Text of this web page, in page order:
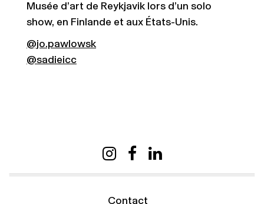
Musée d’art de Reykjavik lors d’un solo
show, en Finlande et aux États-Unis.
@jo.pawlowsk
@sadieicc
Contact